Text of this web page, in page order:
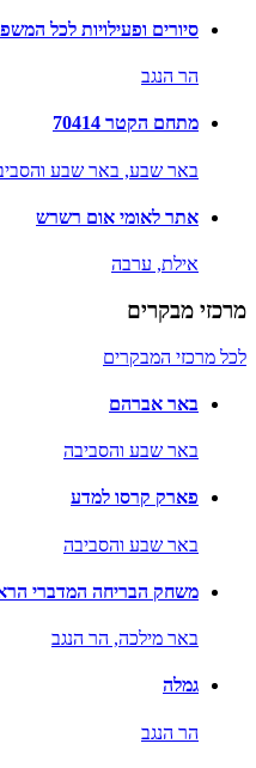
סיורים ופעילויות לכל
הר הנגב
מתחם הקטר 70414
באר שבע, באר שבע
אתר לאומי אום רשרש
אילת, ערבה
מרכזי מבקרים
לכל מרכזי המבקרים
באר אברהם
באר שבע והסביבה
פארק קרסו למדע
באר שבע והסביבה
משחק הבריחה המדברי
באר מילכה, הר הנגב
גמלה
הר הנגב